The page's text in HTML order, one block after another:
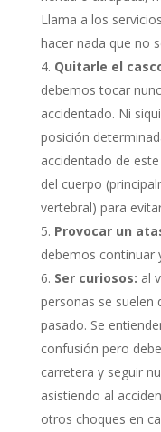
Llama a los
hacer nada que no
Quitarle el
debemos tocar
accidentado. Ni
posición
accidentado de
del cuerpo
vertebral) para
Provocar un
debemos continuar
Ser curiosos: al
personas se suelen
pasado. Se
confusión pero
carretera y seguir
asistiendo al
otros choques en